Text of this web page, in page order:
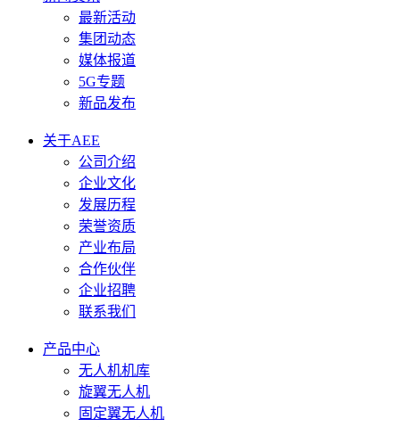
最新活动
集团动态
媒体报道
5G专题
新品发布
关于AEE
公司介绍
企业文化
发展历程
荣誉资质
产业布局
合作伙伴
企业招聘
联系我们
产品中心
无人机机库
旋翼无人机
固定翼无人机